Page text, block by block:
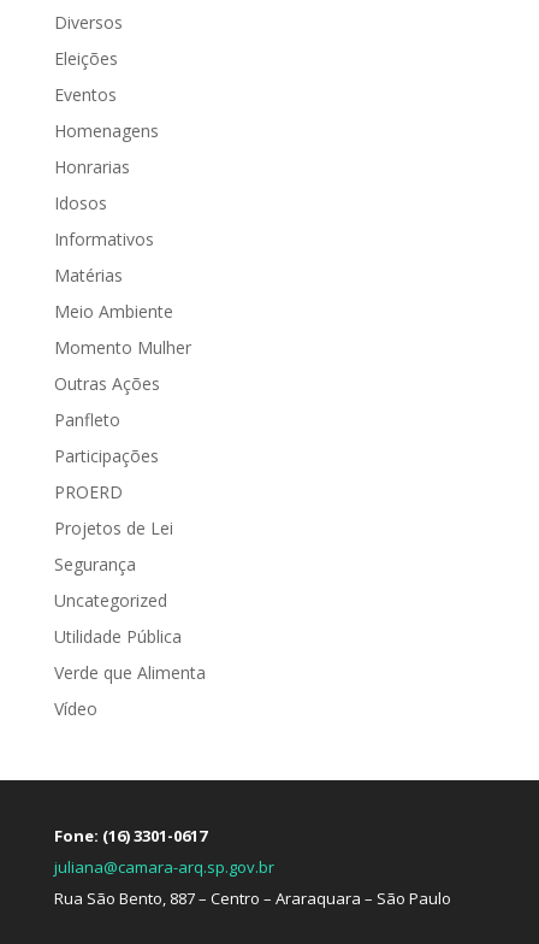
Diversos
Eleições
Eventos
Homenagens
Honrarias
Idosos
Informativos
Matérias
Meio Ambiente
Momento Mulher
Outras Ações
Panfleto
Participações
PROERD
Projetos de Lei
Segurança
Uncategorized
Utilidade Pública
Verde que Alimenta
Vídeo
Fone: (16) 3301-0617
juliana@camara-arq.sp.gov.br
Rua São Bento, 887 – Centro – Araraquara – São Paulo